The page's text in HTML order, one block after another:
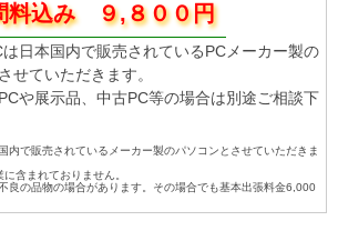
料込み ９,８００円
日本国内で販売されているPCメーカー製の
せていただきます。
や展示品、中古PC等の場合は別途ご相談下
で販売されているメーカー製のパソコンとさせていただきま
含まれておりません。
の品物の場合があります。その場合でも基本出張料金6,000